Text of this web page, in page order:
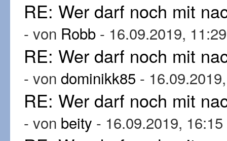
RE: Wer darf noch mit
- von Robb - 16.09.2019, 11:29
RE: Wer darf noch mit
- von dominikk85 -
RE: Wer darf noch mit
- von beity - 16.09.2019, 16:15